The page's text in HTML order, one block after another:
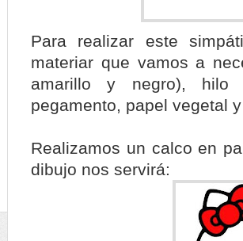
Para realizar este
materiar que vamos a
amarillo y negro),
pegamento, papel vegetal
Realizamos un calco en
dibujo nos servirá: